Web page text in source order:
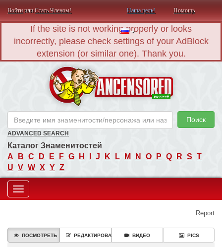
ВойтиилиСтать Членом! Наша цель! Помощь
If the site is not working properly or looks
incorrectly, please check settings of your AdBlock
extension (or similar one). Thank you.
Поиск
ADVANCED SEARCH
Каталог Знаменитостей
A
B C D E F G H J K L M N O P Q R S T
U V W X Y Z
Toggle
Report
ПОСМОТРЕТЬ РЕДАКТИРОВАТЬ ВИДЕО PICS